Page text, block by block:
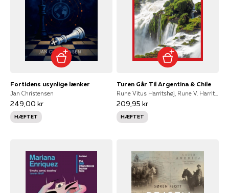
Fortidens usynlige lænker
Jan Christensen
249,00 kr
HÆFTET
Turen Går Til Argentina & Chile
209,95 kr
HÆFTET